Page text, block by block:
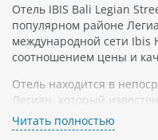
Отель IBIS Bali Legian
популярном районе
международной сети Ibis
соотношением цены и
Отель находится в
Легиан, который
закатами. В шаговой
многочисленные
Читать полностью